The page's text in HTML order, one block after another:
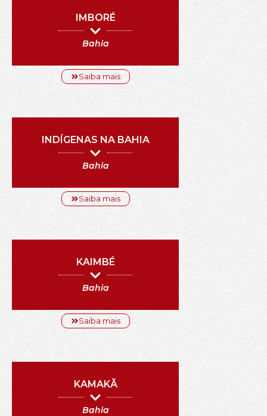
IMBORÉ
Bahia
Saiba mais
INDÍGENAS NA BAHIA
Bahia
Saiba mais
KAIMBÉ
Bahia
Saiba mais
KAMAKÃ
Bahia